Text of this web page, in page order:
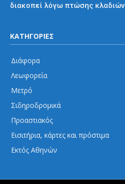
διακοπεί λόγω πτώσης κλαδιών
ΚΑΤΗΓΟΡΙΕΣ
Διάφορα
Λεωφορεία
Μετρό
Σιδηροδρομικά
Προαστιακός
Εισιτήρια, κάρτες και πρόστιμα
Εκτός Αθηνών